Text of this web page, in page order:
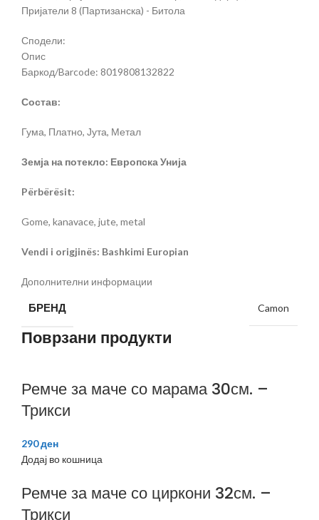
Пријатели 8 (Партизанска) - Битола
Сподели:
Опис
Баркод/Barcode: 8019808132822
Состав:
Гума, Платно, Јута, Метал
Земја на потекло: Европска Унија
Përbërësit:
Gome, kanavace, jute, metal
Vendi i origjinës: Bashkimi Europian
Дополнителни информации
БРЕНД Camon
Поврзани продукти
Ремче за маче со марама 30см. –
Трикси
290ден
Додај во кошница
Ремче за маче со циркони 32см. –
Трикси